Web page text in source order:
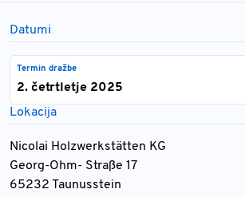
Datumi
Termin dražbe
2. četrtletje 2025
Lokacija
Nicolai Holzwerkstätten KG
Georg-Ohm- Straße 17
65232 Taunusstein